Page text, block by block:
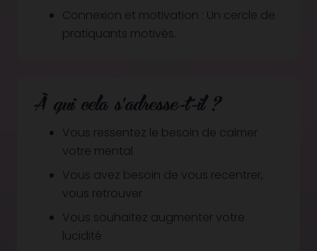
Connexion et motivation : Un cercle de
pratiquants motivés.
À qui cela s’adresse-t-il ?
Vous ressentez le besoin de calmer
votre mental
Vous avez besoin de vous recentrer,
vous retrouver
Vous souhaitez augmenter votre
lucidité